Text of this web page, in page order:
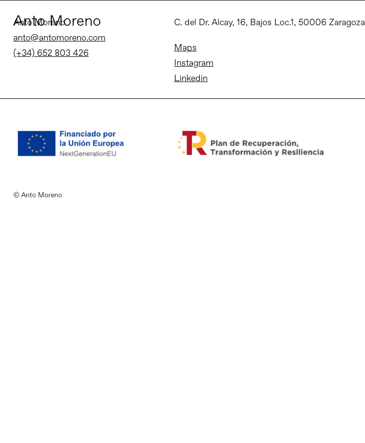
Anto Moreno
Anto Moreno
anto@antomoreno.com
(+34) 652 803 426
C. del Dr. Alcay, 16, Bajos Loc.1, 50006 Zaragoza
Maps
Instagram
Linkedin
© Anto Moreno